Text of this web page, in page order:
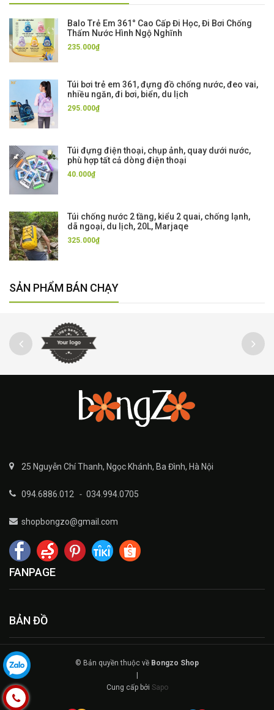
Balo Trẻ Em 361° Cao Cấp Đi Học, Đi Bơi Chống
Thấm Nước Hình Ngộ Nghĩnh
235.000₫
Túi bơi trẻ em 361, đựng đồ chống nước, đeo vai,
nhiều ngăn, đi bơi, biển, du lịch
295.000₫
Túi đựng điện thoại, chụp ảnh, quay dưới nước,
phù hợp tất cả dòng điện thoại
40.000₫
Túi chống nước 2 tầng, kiểu 2 quai, chống lạnh,
dã ngoại, du lịch, 20L, Marjaqe
325.000₫
SẢN PHẨM BÁN CHẠY
25 Nguyễn Chí Thanh, Ngọc Khánh, Ba Đình, Hà Nội
094.6886.012 - 034.994.0705
shopbongzo@gmail.com
FANPAGE
BẢN ĐỒ
© Bản quyền thuộc về Bongzo Shop
|
Cung cấp bởi Sapo